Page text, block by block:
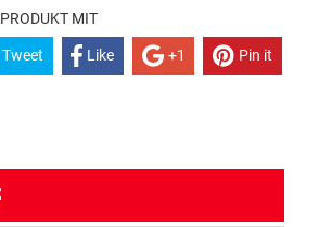
MIT
Tweet Like +1 Pin it